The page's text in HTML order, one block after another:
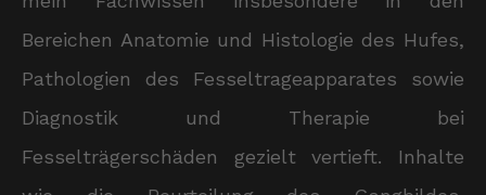
Bereichen Anatomie und Histologie des Hufes,
Pathologien des Fesseltrageapparates sowie
Diagnostik und Therapie bei
Fesselträgerschäden gezielt vertieft. Inhalte